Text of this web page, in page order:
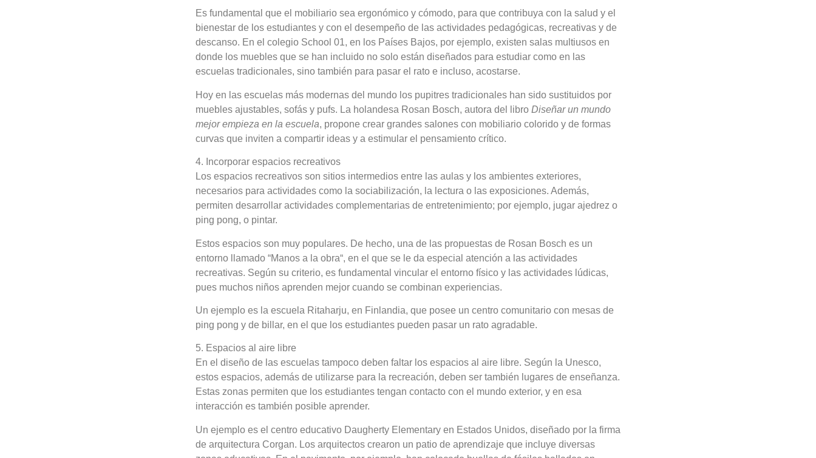
Es fundamental que el mobiliario sea ergonómico y cómodo, para que contribuya con la salud y el
bienestar de los estudiantes y con el desempeño de las actividades pedagógicas, recreativas y de
descanso. En el colegio School 01, en los Países Bajos, por ejemplo, existen salas multiusos en
donde los muebles que se han incluido no solo están diseñados para estudiar como en las
escuelas tradicionales, sino también para pasar el rato e incluso, acostarse.
Hoy en las escuelas más modernas del mundo los pupitres tradicionales han sido sustituidos por
muebles ajustables, sofás y pufs. La holandesa Rosan Bosch, autora del libro Diseñar un mundo
mejor empieza en la escuela, propone crear grandes salones con mobiliario colorido y de formas
curvas que inviten a compartir ideas y a estimular el pensamiento crítico.
4. Incorporar espacios recreativos
Los espacios recreativos son sitios intermedios entre las aulas y los ambientes exteriores,
necesarios para actividades como la sociabilización, la lectura o las exposiciones. Además,
permiten desarrollar actividades complementarias de entretenimiento; por ejemplo, jugar ajedrez o
ping pong, o pintar.
Estos espacios son muy populares. De hecho, una de las propuestas de Rosan Bosch es un
entorno llamado “Manos a la obra“, en el que se le da especial atención a las actividades
recreativas. Según su criterio, es fundamental vincular el entorno físico y las actividades lúdicas,
pues muchos niños aprenden mejor cuando se combinan experiencias.
Un ejemplo es la escuela Ritaharju, en Finlandia, que posee un centro comunitario con mesas de
ping pong y de billar, en el que los estudiantes pueden pasar un rato agradable.
5. Espacios al aire libre
En el diseño de las escuelas tampoco deben faltar los espacios al aire libre. Según la Unesco,
estos espacios, además de utilizarse para la recreación, deben ser también lugares de enseñanza.
Estas zonas permiten que los estudiantes tengan contacto con el mundo exterior, y en esa
interacción es también posible aprender.
Un ejemplo es el centro educativo Daugherty Elementary en Estados Unidos, diseñado por la firma
de arquitectura Corgan. Los arquitectos crearon un patio de aprendizaje que incluye diversas